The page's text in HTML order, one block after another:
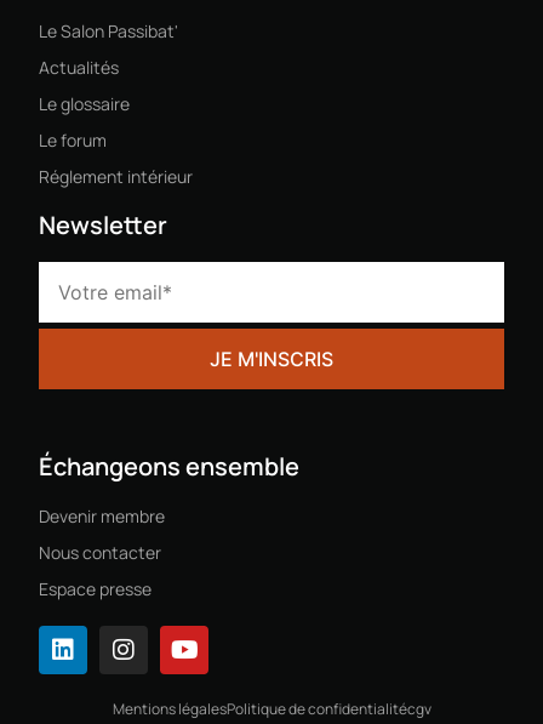
Le Salon Passibat'
Actualités
Le glossaire
Le forum
Réglement intérieur
Newsletter
Échangeons ensemble
Devenir membre
Nous contacter
Espace presse
Mentions légalesPolitique de confidentialitécgv